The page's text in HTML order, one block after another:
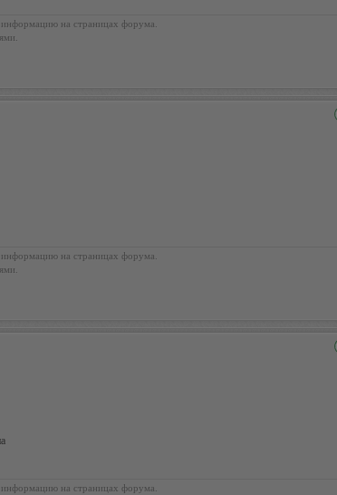
на страницах форума.
на страницах форума.
на страницах форума.